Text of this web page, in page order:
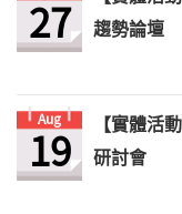
27
趨勢論壇
Aug
19
【實體活
研討會